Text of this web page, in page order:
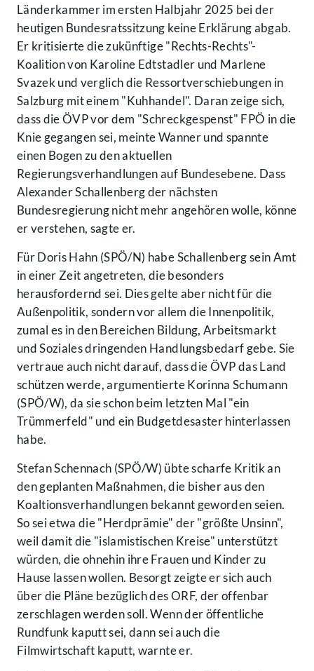
Länderkammer im ersten Halbjahr 2025 bei der
heutigen Bundesratssitzung keine Erklärung abgab.
Er kritisierte die zukünftige "Rechts-Rechts"-
Koalition von Karoline Edtstadler und Marlene
Svazek und verglich die Ressortverschiebungen in
Salzburg mit einem "Kuhhandel". Daran zeige sich,
dass die ÖVP vor dem "Schreckgespenst" FPÖ in die
Knie gegangen sei, meinte Wanner und spannte
einen Bogen zu den aktuellen
Regierungsverhandlungen auf Bundesebene. Dass
Alexander Schallenberg der nächsten
Bundesregierung nicht mehr angehören wolle, könne
er verstehen, sagte er.
Für Doris Hahn (SPÖ/N) habe Schallenberg sein Amt
in einer Zeit angetreten, die besonders
herausfordernd sei. Dies gelte aber nicht für die
Außenpolitik, sondern vor allem die Innenpolitik,
zumal es in den Bereichen Bildung, Arbeitsmarkt
und Soziales dringenden Handlungsbedarf gebe. Sie
vertraue auch nicht darauf, dass die ÖVP das Land
schützen werde, argumentierte Korinna Schumann
(SPÖ/W), da sie schon beim letzten Mal "ein
Trümmerfeld" und ein Budgetdesaster hinterlassen
habe.
Stefan Schennach (SPÖ/W) übte scharfe Kritik an
den geplanten Maßnahmen, die bisher aus den
Koaltionsverhandlungen bekannt geworden seien.
So sei etwa die "Herdprämie" der "größte Unsinn",
weil damit die "islamistischen Kreise" unterstützt
würden, die ohnehin ihre Frauen und Kinder zu
Hause lassen wollen. Besorgt zeigte er sich auch
über die Pläne bezüglich des ORF, der offenbar
zerschlagen werden soll. Wenn der öffentliche
Rundfunk kaputt sei, dann sei auch die
Filmwirtschaft kaputt, warnte er.